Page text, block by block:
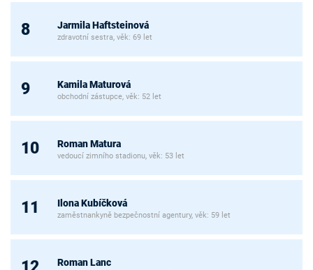
8 Jarmila Haftsteinová
zdravotní sestra, věk: 69 let
9 Kamila Maturová
obchodní zástupce, věk: 52 let
10 Roman Matura
vedoucí zimního stadionu, věk: 53 let
11 Ilona Kubíčková
zaměstnankyně bezpečnostní agentury, věk: 59 let
12 Roman Lanc